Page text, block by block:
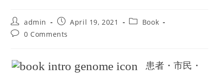
Post
author:
admin
Post
published:
April 19, 2021
PostBook
Post0 Comments
患者・市民・